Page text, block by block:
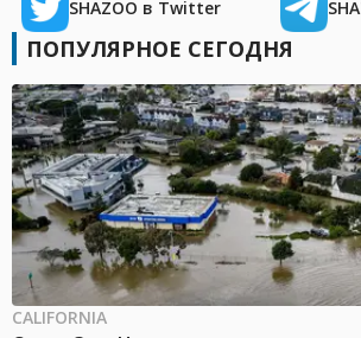
SHAZOO в Twitter
ПОПУЛЯРНОЕ СЕГОДНЯ
CALIFORNIA